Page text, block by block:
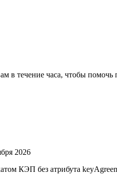
в течение часа, чтобы
2026
КЭП без атрибута